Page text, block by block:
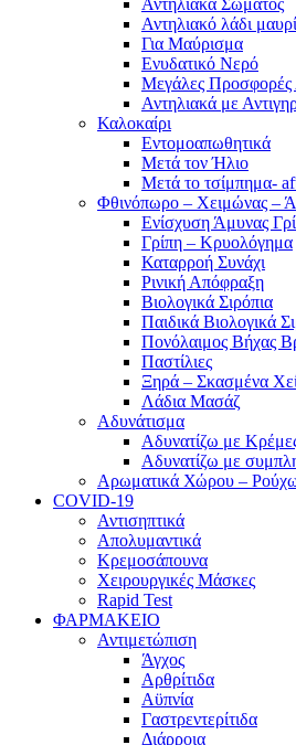
Αντηλιακα Σώματος
Αντηλιακό λάδι
Για Μαύρισμα
Ενυδατικό Νερό
Μεγάλες Προσφορές
Αντηλιακά με
Καλοκαίρι
Εντομοαπωθητικά
Μετά τον Ήλιο
Μετά το τσίμπημα-
Φθινόπωρο – Χειμώνας –
Ενίσχυση Άμυνας
Γρίπη – Κρυολόγημα
Καταρροή Συνάχι
Ρινική Απόφραξη
Βιολογικά Σιρόπια
Παιδικά Βιολογικά
Πονόλαιμος Βήχας
Παστίλιες
Ξηρά – Σκασμένα
Λάδια Μασάζ
Αδυνάτισμα
Αδυνατίζω με
Αδυνατίζω με
Αρωματικά Χώρου –
COVID-19
Αντισηπτικά
Απολυμαντικά
Κρεμοσάπουνα
Χειρουργικές Μάσκες
Rapid Test
ΦΑΡΜΑΚΕΙΟ
Αντιμετώπιση
Άγχος
Αρθρίτιδα
Αϋπνία
Γαστρεντερίτιδα
Διάρροια